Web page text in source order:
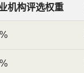
机构评选权重